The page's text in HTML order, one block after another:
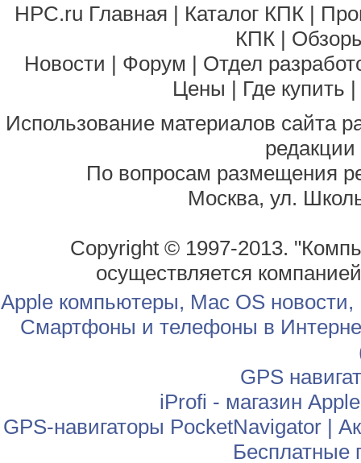
HPC.ru Главная | Каталог КПК |
КПК |
Новости | Форум | Отдел
Цены | Где купить |
Использование материалов сайта
По вопросам размещения
Москва, ул.
Copyright © 1997-2013.
осуществляется
Apple компьютеры, Mac OS
Смартфоны и телефоны в
GPS
iProfi - магазин
GPS-навигаторы PocketNavigator|
Бесплатные